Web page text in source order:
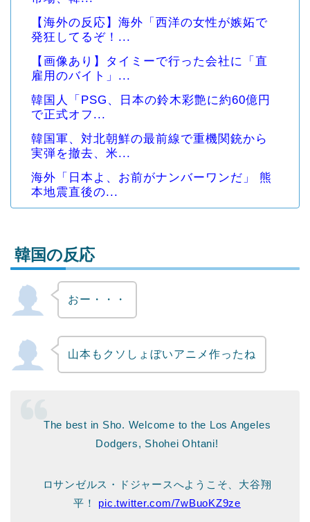
【海外の反応】海外「西洋の女性が嫉妬で
発狂してるぞ！...
【画像あり】タイミーで行った会社に「直
雇用のバイト」...
韓国人「PSG、日本の鈴木彩艶に約60億円
で正式オフ...
韓国軍、対北朝鮮の最前線で重機関銃から
実弾を撤去、米...
海外「日本よ、お前がナンバーワンだ」 熊
本地震直後の...
Powered by livedoor 相互RSS
韓国の反応
おー・・・
山本もクソしょぼいアニメ作ったね
The best in Sho. Welcome to the Los Angeles
Dodgers, Shohei Ohtani!
ロサンゼルス・ドジャースへようこそ、大谷翔
平！ pic.twitter.com/7wBuoKZ9ze